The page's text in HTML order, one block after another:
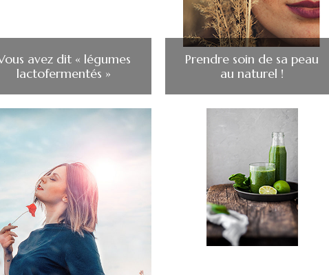
avez dit « légumes
lactofermentés »
Prendre soin de sa peau
au naturel !